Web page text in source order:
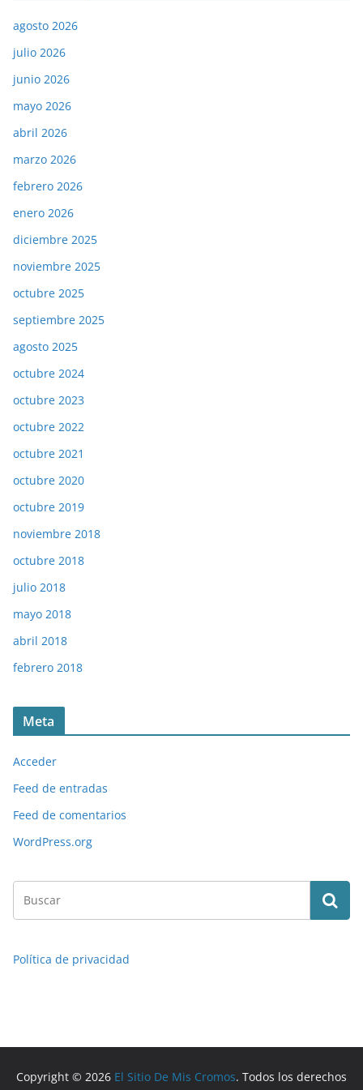
agosto 2026
julio 2026
junio 2026
mayo 2026
abril 2026
marzo 2026
febrero 2026
enero 2026
diciembre 2025
noviembre 2025
octubre 2025
septiembre 2025
agosto 2025
octubre 2024
octubre 2023
octubre 2022
octubre 2021
octubre 2020
octubre 2019
noviembre 2018
octubre 2018
julio 2018
mayo 2018
abril 2018
febrero 2018
Meta
Acceder
Feed de entradas
Feed de comentarios
WordPress.org
Política de privacidad
Copyright © 2026 El Sitio De Mis Cromos. Todos los derechos